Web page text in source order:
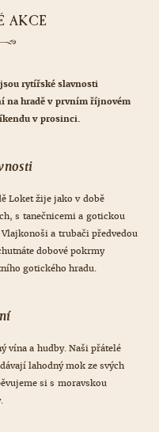
AKCE
rytířské slavnosti
na hradě v prvním říjnovém
v prosinci.
Loket žije jako v době
s tanečnicemi a gotickou
a trubači předvedou
dobové pokrmy
gotického hradu.
vína a hudby. Naši přátelé
lahodný mok ze svých
si s moravskou